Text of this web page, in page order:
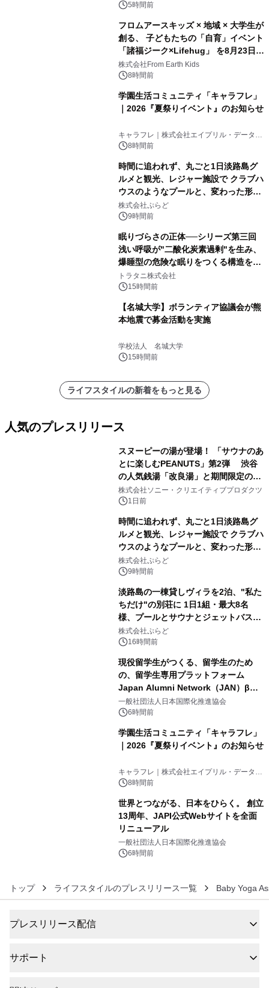
5時間前
フロムアースキッズ × 地域 × 大学生が
創る、 子どもたちの「自育」イベント
「諸福ジーク×Lifehug」 を8月23日
(日)開催
株式会社From Earth Kids
8時間前
学園生活コミュニティ「キャラフレ」
｜2026『夏祭りイベント』のお知らせ
キャラフレ｜株式会社エイプリル・データ・
デザインズ
8時間前
時間に追われず、丸ごと1日淡路島グ
ルメと観光、レジャー施設で クラブハ
ウスのようなプールと、変わった形の
サウナも 「THE BOXY AWAJI」のお
得な素泊まり連泊プランで
株式会社ぷらど
9時間前
眠りづらさの正体──シリーズ第三回
浅い呼吸が"二酸化炭素過剰"を生み、
爆睡型の危険な眠りをつくる構造を解
説
トラタニ株式会社
15時間前
【名城大学】ボランティア協議会が熊
本地震で募金活動を実施
学校法人 名城大学
15時間前
ライフスタイルの新着をもっと見る
人気のプレスリリース
スヌーピーの湯が登場！ 「サウナのあ
とに楽しむPEANUTS」第2弾 渋谷
の人気銭湯「改良湯」と期間限定のコ
ラボレーション サウナイキタイコラ
ボグッズも発売決定！
株式会社ソニー・クリエイティブプロダクツ
1日前
時間に追われず、丸ごと1日淡路島グ
ルメと観光、レジャー施設で クラブハ
ウスのようなプールと、変わった形の
サウナも 「THE BOXY AWAJI」のお
得な素泊まり連泊プランで
株式会社ぷらど
9時間前
淡路島の一棟貸しヴィラを2泊、"私た
ちだけ"の別荘に 1日1組・最大8名
様、プールとサウナとジェットバス付
きで Villa Mon Temps AWAJIの連泊
素泊りプラン
株式会社ぷらど
16時間前
現役留学生がつくる、留学生のため
の、留学生専用プラットフォーム
Japan Alumni Network（JAN）β版
をリリース
一般社団法人日本国際化推進協会
6時間前
学園生活コミュニティ「キャラフレ」
｜2026『夏祭りイベント』のお知らせ
キャラフレ｜株式会社エイプリル・データ・
デザインズ
8時間前
世界とつながる、日本をひらく。 創立
13周年、JAPI公式Webサイトを全面
リニューアル
一般社団法人日本国際化推進協会
6時間前
トップ ライフスタイルのプレスリリース一覧 Baby Yoga
プレスリリース配信
サポート